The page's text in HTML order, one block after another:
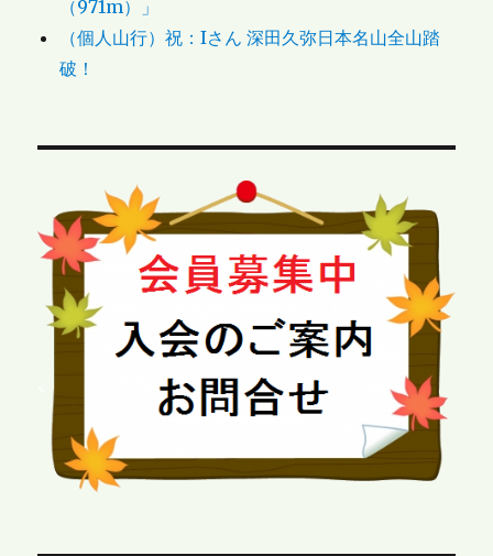
（971m）」
（個人山行）祝：Iさん 深田久弥日本名山全山踏
破！